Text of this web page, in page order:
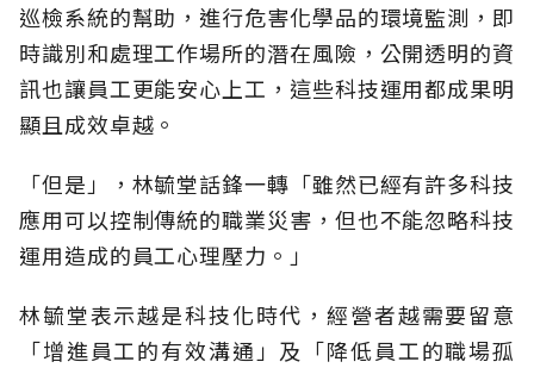
巡檢系統的幫助，進行危害化學品的環境監測，即
時識別和處理工作場所的潛在風險，公開透明的資
訊也讓員工更能安心上工，這些科技運用都成果明
顯且成效卓越。
「但是」，林毓堂話鋒一轉「雖然已經有許多科技
應用可以控制傳統的職業災害，但也不能忽略科技
運用造成的員工心理壓力。」
林毓堂表示越是科技化時代，經營者越需要留意
「增進員工的有效溝通」及「降低員工的職場孤